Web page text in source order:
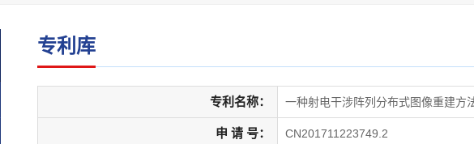
专利库
专利名称： 一种射电干涉阵列分布式图像重建方
申 请 号： CN201711223749.2